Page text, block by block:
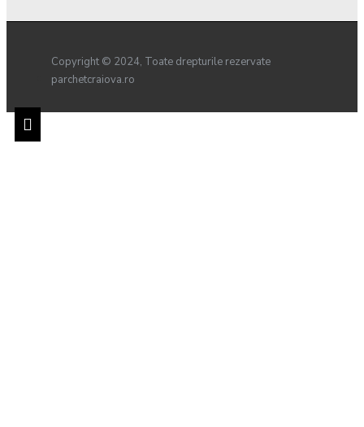
Copyright © 2024, Toate drepturile rezervate
parchetcraiova.ro